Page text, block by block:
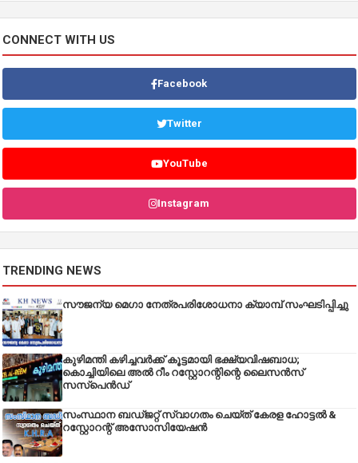
CONNECT WITH US
Facebook
Twitter
YouTube
Instagram
TRENDING NEWS
സൗജന്യ മെഗാ നേത്രപരിശോധനാ ക്യാമ്പ് സംഘടിപ്പിച്ചു
കുഴിമന്തി കഴിച്ചവർക്ക് കൂട്ടമായി ഭക്ഷ്യവിഷബാധ;
കൊച്ചിയിലെ അൽ റീം റസ്റ്റോറന്റിന്റെ ലൈസൻസ്
സസ്പെൻഡ്
സംസ്ഥാന ബഡ്‌ജറ്റ് സ്വാഗതം ചെയ്ത് കേരള ഹോട്ടൽ &
റസ്റ്റോറന്റ് അസോസിയേഷൻ